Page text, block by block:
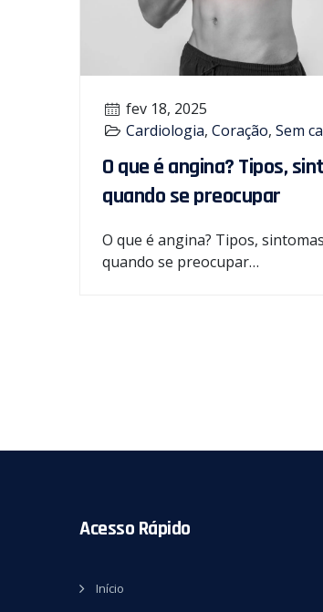
fev 18, 2025
Cardiologia,Coração,Sem
O que é angina? Tipos,
quando se preocupar
O que é angina? Tipos,
quando se preocupar…
Acesso Rápido
Início